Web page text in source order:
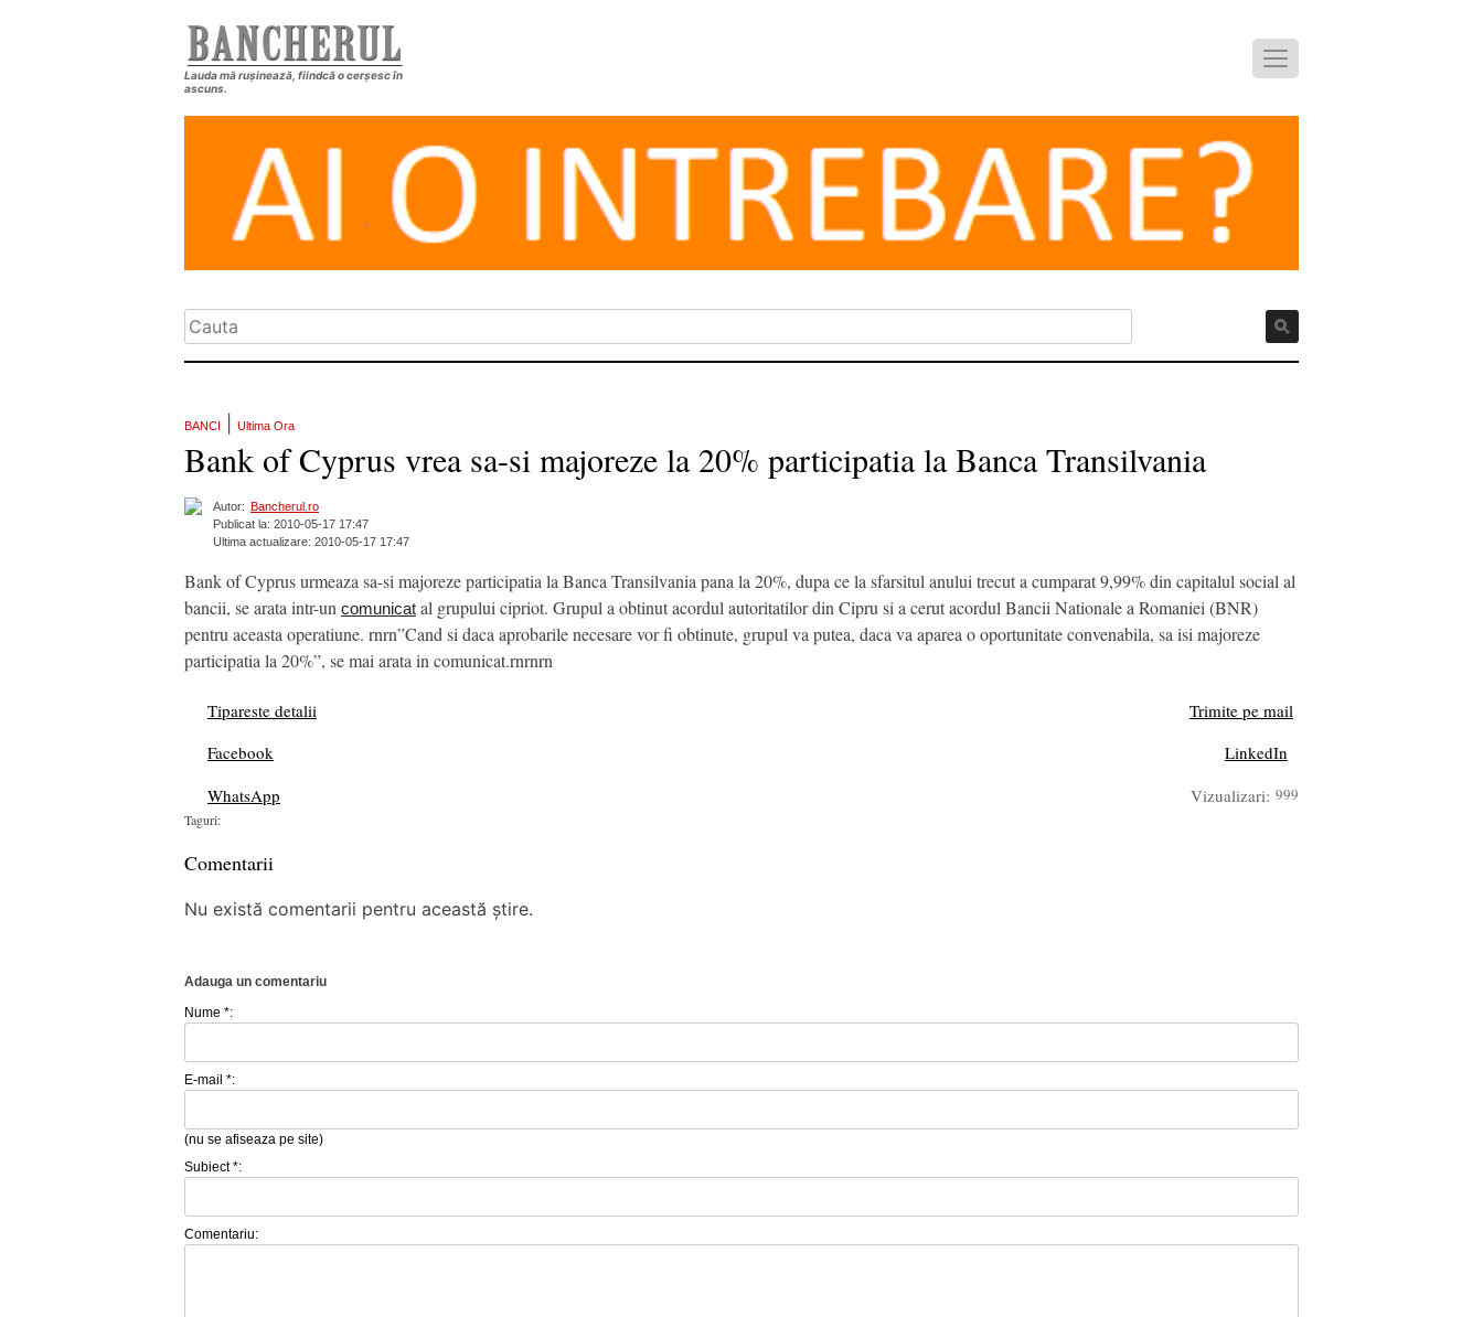
Lauda mă rușinează, fiindcă o cerșesc în
ascuns.
BANCI Ultima Ora
Bank of Cyprus vrea sa-si majoreze la 20% participatia la Banca Transilvania
Autor:
Bancherul.ro
Publicat la: 2010-05-17 17:47
Ultima actualizare: 2010-05-17 17:47
Bank of Cyprus urmeaza sa-si majoreze participatia la Banca Transilvania pana la 20%, dupa ce la sfarsitul anului trecut a cumparat 9,99% din capitalul social al
bancii, se arata intr-un comunicat al grupului cipriot. Grupul a obtinut acordul autoritatilor din Cipru si a cerut acordul Bancii Nationale a Romaniei (BNR)
pentru aceasta operatiune. rnrn”Cand si daca aprobarile necesare vor fi obtinute, grupul va putea, daca va aparea o oportunitate convenabila, sa isi majoreze
participatia la 20%”, se mai arata in comunicat.rnrnrn
Tipareste detalii
Trimite pe mail
Facebook
LinkedIn
WhatsApp
Vizualizari: 999
Taguri:
Comentarii
Nu există comentarii pentru această știre.
Adauga un comentariu
Nume *:
E-mail *:
(nu se afiseaza pe site)
Subiect *:
Comentariu: